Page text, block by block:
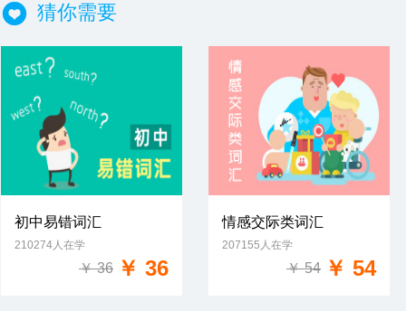
猜你需要
免费试学
初中易错词汇
210274人在学
￥ 36 ￥ 36
免费试学
情感交际类词汇
207155人在学
￥ 54 ￥ 54